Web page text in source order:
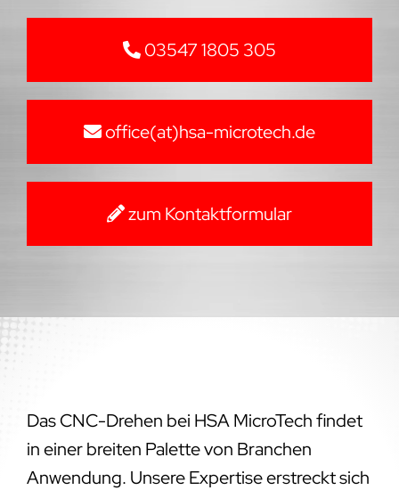
03547 1805 305
office(at)hsa-microtech.de
zum Kontaktformular
Das CNC-Drehen bei HSA MicroTech findet
in einer breiten Palette von Branchen
Anwendung. Unsere Expertise erstreckt sich